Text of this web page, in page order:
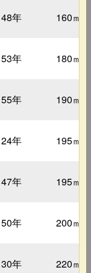
48年 160㎡
53年 180㎡
55年 190㎡
24年 195㎡
47年 195㎡
50年 200㎡
30年 220㎡